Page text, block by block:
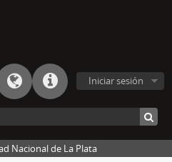
Iniciar sesión
Nacional de La Plata